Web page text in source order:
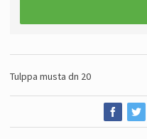
Tulppa musta dn 20